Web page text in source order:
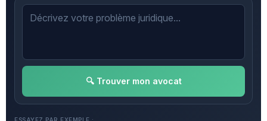
🔍 Trouver mon avocat